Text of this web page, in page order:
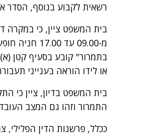
רשאית לקבוע בנוסף, הסדר
בית המשפט ציין, כי במקרה
בתמרור" קובע בסעיף קטן
או לידו הוראה בענייני
בית המשפט בדיון, ציין כי
התמרור וזהו גם המצב
ככלל, פרשנות הדין הפלילי,